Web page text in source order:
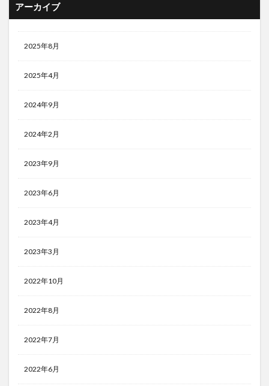
アーカイブ
2025年8月
2025年4月
2024年9月
2024年2月
2023年9月
2023年6月
2023年4月
2023年3月
2022年10月
2022年8月
2022年7月
2022年6月